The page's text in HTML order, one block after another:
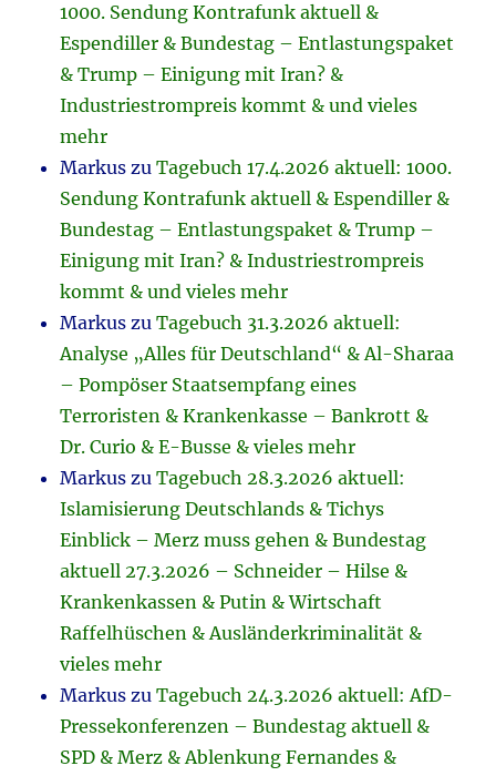
1000. Sendung Kontrafunk aktuell &
Espendiller & Bundestag – Entlastungspaket
& Trump – Einigung mit Iran? &
Industriestrompreis kommt & und vieles
mehr
Markus zuTagebuch 17.4.2026 aktuell: 1000.
Sendung Kontrafunk aktuell & Espendiller &
Bundestag – Entlastungspaket & Trump –
Einigung mit Iran? & Industriestrompreis
kommt & und vieles mehr
Markus zuTagebuch 31.3.2026 aktuell:
Analyse „Alles für Deutschland“ & Al-Sharaa
– Pompöser Staatsempfang eines
Terroristen & Krankenkasse – Bankrott &
Dr. Curio & E-Busse & vieles mehr
Markus zuTagebuch 28.3.2026 aktuell:
Islamisierung Deutschlands & Tichys
Einblick – Merz muss gehen & Bundestag
aktuell 27.3.2026 – Schneider – Hilse &
Krankenkassen & Putin & Wirtschaft
Raffelhüschen & Ausländerkriminalität &
vieles mehr
Markus zuTagebuch 24.3.2026 aktuell: AfD-
Pressekonferenzen – Bundestag aktuell &
SPD & Merz & Ablenkung Fernandes &